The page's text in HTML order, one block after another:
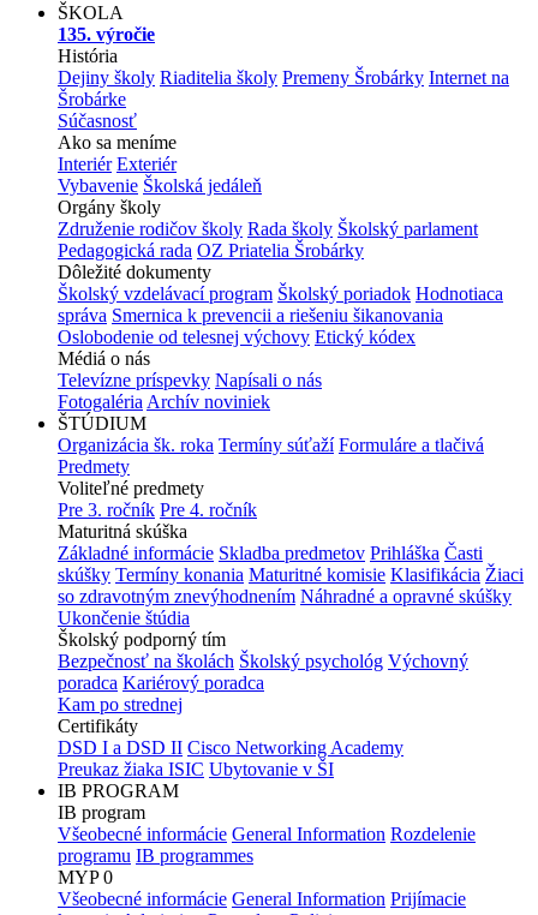
ŠKOLA
135. výročie
História
Dejiny školy Riaditelia školy Premeny Šrobárky Internet na
Šrobárke
Súčasnosť
Ako sa meníme
Interiér Exteriér
Vybavenie Školská jedáleň
Orgány školy
Združenie rodičov školy Rada školy Školský parlament
Pedagogická rada OZ Priatelia Šrobárky
Dôležité dokumenty
Školský vzdelávací program Školský poriadok Hodnotiaca
správa Smernica k prevencii a riešeniu šikanovania
Oslobodenie od telesnej výchovy Etický kódex
Médiá o nás
Televízne príspevky Napísali o nás
Fotogaléria Archív noviniek
ŠTÚDIUM
Organizácia šk. roka Termíny súťaží Formuláre a tlačivá
Predmety
Voliteľné predmety
Pre 3. ročník Pre 4. ročník
Maturitná skúška
Základné informácie Skladba predmetov Prihláška Časti
skúšky Termíny konania Maturitné komisie Klasifikácia Žiaci
so zdravotným znevýhodnením Náhradné a opravné skúšky
Ukončenie štúdia
Školský podporný tím
Bezpečnosť na školách Školský psychológ Výchovný
poradca Kariérový poradca
Kam po strednej
Certifikáty
DSD I a DSD II Cisco Networking Academy
Preukaz žiaka ISIC Ubytovanie v ŠI
IB PROGRAM
IB program
Všeobecné informácie General Information Rozdelenie
programu IB programmes
MYP 0
Všeobecné informácie General Information Prijímacie